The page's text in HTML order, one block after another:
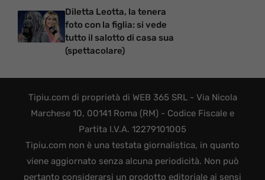
Diletta Leotta, la tenera
foto con la figlia: si vede
tutto il salotto di casa sua
(spettacolare)
Tipiu.com di proprietà di WEB 365 SRL - Via Nicola
Marchese 10, 00141 Roma (RM) - Codice Fiscale e
Partita I.V.A. 12279101005
Tipiu.com non è una testata giornalistica, in quanto
viene aggiornato senza alcuna periodicità. Non può
pertanto considerarsi un prodotto editoriale ai sensi